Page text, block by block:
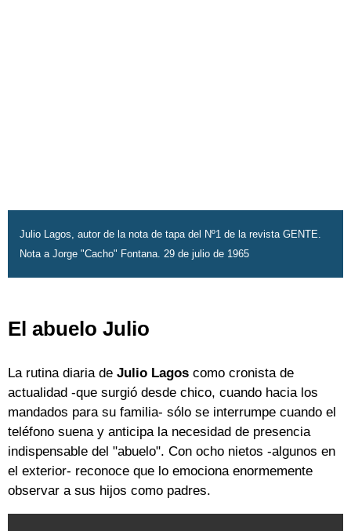
Julio Lagos, autor de la nota de tapa del Nº1 de la revista GENTE.
Nota a Jorge "Cacho" Fontana. 29 de julio de 1965
El abuelo Julio
La rutina diaria de Julio Lagos como cronista de
actualidad -que surgió desde chico, cuando hacia los
mandados para su familia- sólo se interrumpe cuando el
teléfono suena y anticipa la necesidad de presencia
indispensable del "abuelo". Con ocho nietos -algunos en
el exterior- reconoce que lo emociona enormemente
observar a sus hijos como padres.